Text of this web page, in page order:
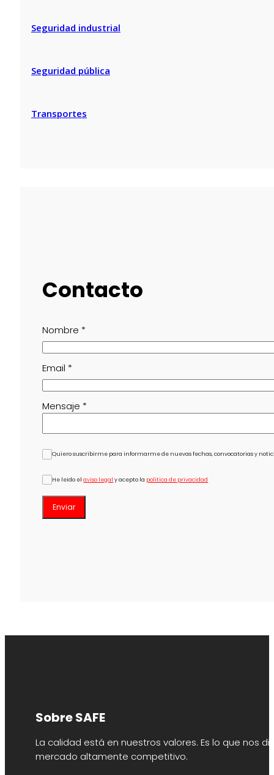
Seguridad industrial
Seguridad pública
Transportes
Contacto
Nombre *
Email *
Mensaje *
Quiero suscribirme para informarme de nuevas fechas, convocatorias y
He leído elaviso legal y acepto la política de privacidad
Enviar
Sobre SAFE
La calidad está en nuestros valores. Es lo que nos
mercado altamente competitivo.